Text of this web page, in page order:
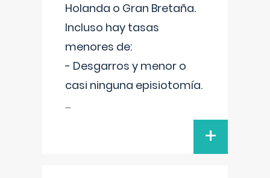
Holanda o Gran Bretaña.
Incluso hay tasas
menores de:
- Desgarros y menor o
casi ninguna episiotomía.
...
+